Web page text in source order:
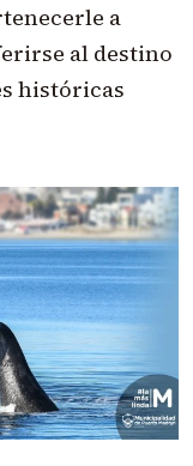
a
al destino
históricas